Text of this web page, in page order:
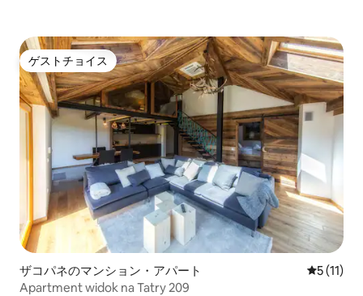
ゲストチョイス
ゲストチョイス
ザコパネのマンション・アパート レビュー
5 (11)
Apartment widok na Tatry 209